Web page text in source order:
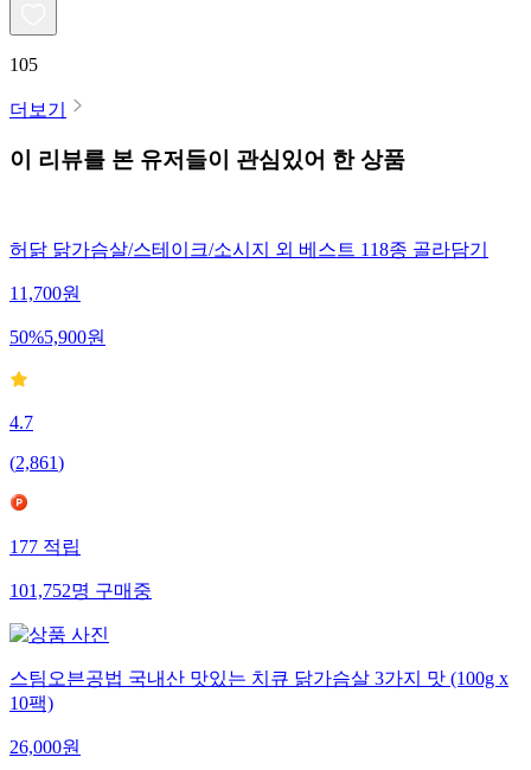
105
더보기
이 리뷰를 본 유저들이 관심있어 한 상품
허닭 닭가슴살/스테이크/소시지 외 베스트 118종 골라담기
11,700원
50%5,900원
4.7
(2,861)
177 적립
101,752명 구매중
스팀오븐공법 국내산 맛있는 치큐 닭가슴살 3가지 맛 (100g x
10팩)
26,000원